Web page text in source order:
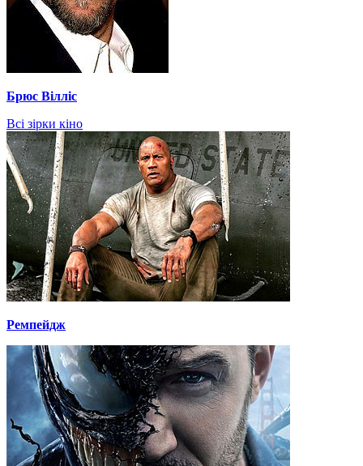
Брюс Вілліс
Всі зірки кіно
Ремпейдж